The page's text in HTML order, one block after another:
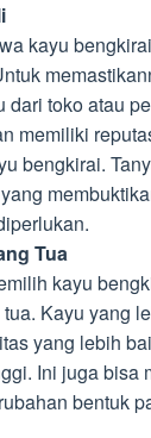
kayu
dari toko atau
memiliki
bengkirai.
Tua
kayu
Kayu yang
yang lebih
Ini juga bisa
bentuk